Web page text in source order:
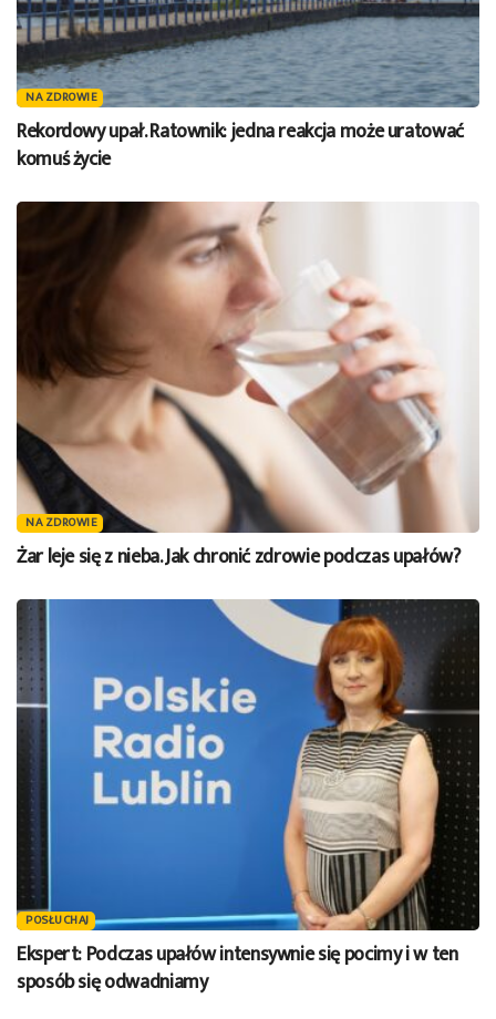
NA ZDROWIE
Rekordowy upał. Ratownik: jedna reakcja może uratować
komuś życie
NA ZDROWIE
Żar leje się z nieba. Jak chronić zdrowie podczas upałów?
POSŁUCHAJ
Ekspert: Podczas upałów intensywnie się pocimy i w ten
sposób się odwadniamy